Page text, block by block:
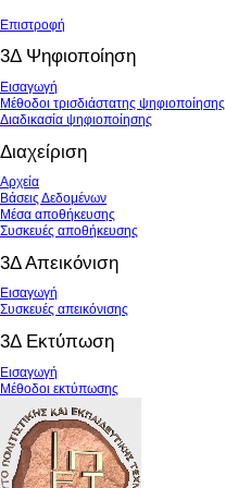
Επιστροφή
3Δ Ψηφιοποίηση
Εισαγωγή
Μέθοδοι τρισδιάστατης ψηφιοποίησης
Διαδικασία ψηφιοποίησης
Διαχείριση
Αρχεία
Βάσεις Δεδομένων
Μέσα αποθήκευσης
Συσκευές αποθήκευσης
3Δ Απεικόνιση
Εισαγωγή
Συσκευές απεικόνισης
3Δ Εκτύπωση
Εισαγωγή
Μέθοδοι εκτύπωσης